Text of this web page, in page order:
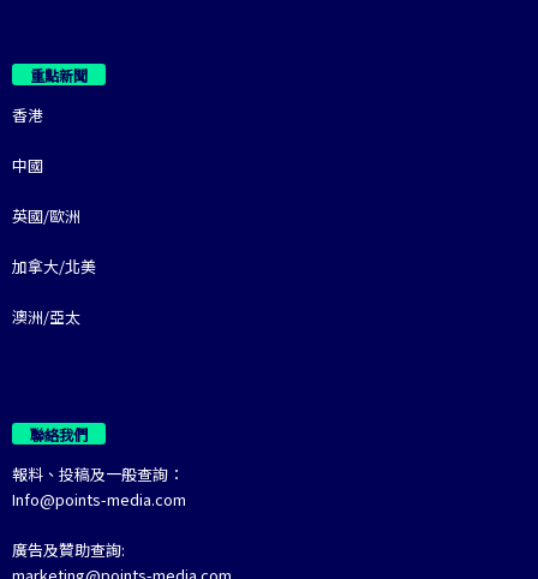
重點新聞
香港
中國
英國/歐洲
加拿大/北美
澳洲/亞太
聯絡我們
報料、投稿及一般查詢：
Info@points-media.com
廣告及贊助查詢: